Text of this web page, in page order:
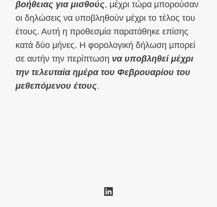
βοήθειας για μισθούς, μέχρι τώρα μπορούσαν
οι δηλώσεις να υποβληθούν μέχρι το τέλος του
έτους. Αυτή η προθεσμία παρατάθηκε επίσης
κατά δύο μήνες. Η φορολογική δήλωση μπορεί
σε αυτήν την περίπτωση να υποβληθεί μέχρι
την τελευταία ημέρα του Φεβρουαρίου του
μεθεπόμενου έτους.
Linkedin